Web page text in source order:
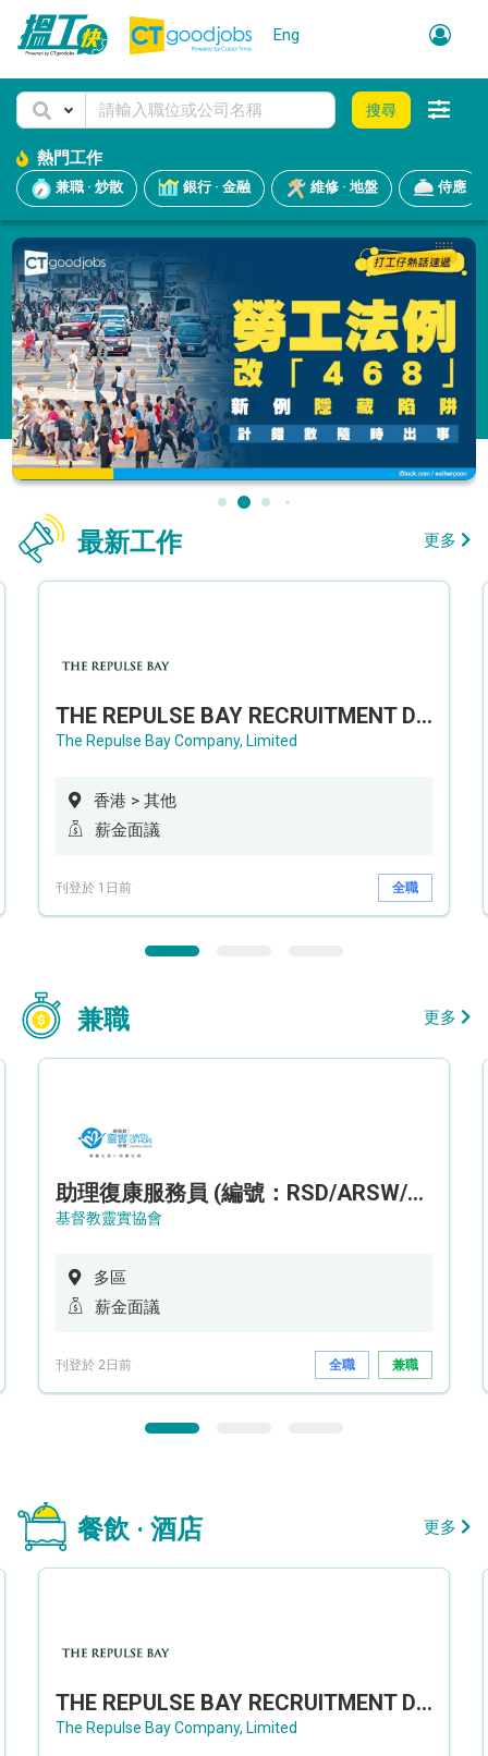
Eng
搜尋
熱門工作
兼職 · 炒散 銀行 · 金融 維修 · 地盤 侍應
最新工作 更多
THE REPULSE BAY RECRUITMENT DAY 淺水灣影灣園人才招聘會
The Repulse Bay Company, Limited
香港 > 其他
薪金面議
刊登於 1日前 全職
兼職 更多
助理復康服務員 (編號：RSD/ARSW/CTE)
基督教靈實協會
多區
薪金面議
刊登於 2日前 全職 兼職
餐飲 · 酒店 更多
THE REPULSE BAY RECRUITMENT DAY 淺水灣影灣園人才招聘會
The Repulse Bay Company, Limited